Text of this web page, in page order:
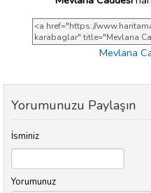
Mevlana
Yorumunuzu Paylaşın
İsminiz
Yorumunuz